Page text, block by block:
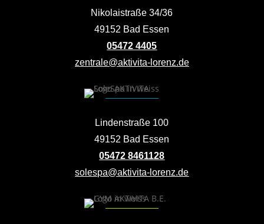
Nikolaistraße 34/36
49152 Bad Essen
05472 4405
zentrale@aktivita-lorenz.de
Lindenstraße 100
49152 Bad Essen
05472 8461128
solespa@aktivita-lorenz.de